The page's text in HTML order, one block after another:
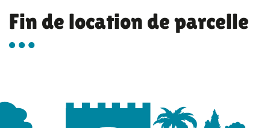
Fin de location de parcelle